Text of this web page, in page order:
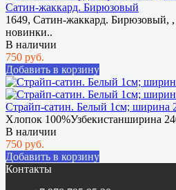
Сатин-жаккард. Бирюзовый
1649, Сатин-жаккард. Бирюзовый,
новинки..
В наличии
750 руб.
Добавить в корзину
Страйп-сатин. Белый 1см; ширина
Хлопок 100%Узбекистанширина
В наличии
750 руб.
Добавить в корзину
Контакты